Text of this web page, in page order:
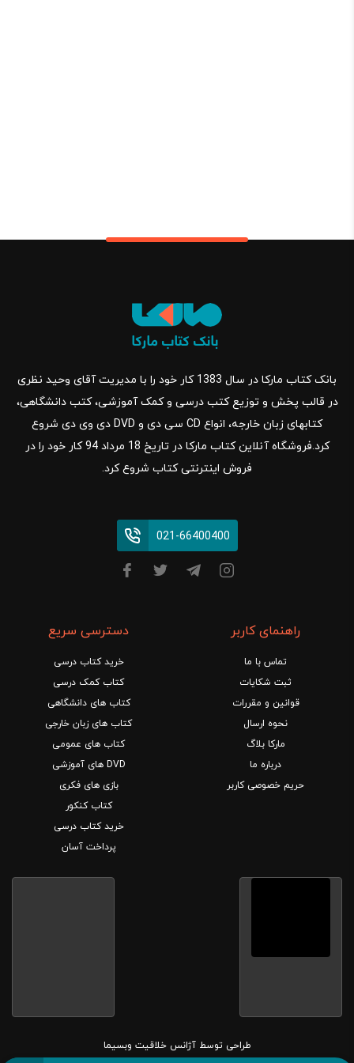
بانک کتاب مارکا در سال 1383 کار خود را با مدیریت آقای وحید نظری
در قالب پخش و توزیع کتب درسی و کمک آموزشی، کتب دانشگاهی،
کتابهای زبان خارجه، انواع CD سی دی و DVD دی وی دی شروع
کرد.فروشگاه آنلاین کتاب مارکا در تاریخ 18 مرداد 94 کار خود را در
فروش اینترنتی کتاب شروع کرد.
021-66400400
راهنمای کاربر
تماس با ما
ثبت شکایات
قوانین و مقررات
نحوه ارسال
مارکا بلاگ
درباره ما
حریم خصوصی کاربر
دسترسی سریع
خرید کتاب درسی
کتاب کمک درسی
کتاب های دانشگاهی
کتاب های زبان خارجی
کتاب های عمومی
DVD های آموزشی
بازی های فکری
کتاب کنکور
خرید کتاب درسی
پرداخت آسان
طراحی توسطآژانس خلاقیت وبسیما